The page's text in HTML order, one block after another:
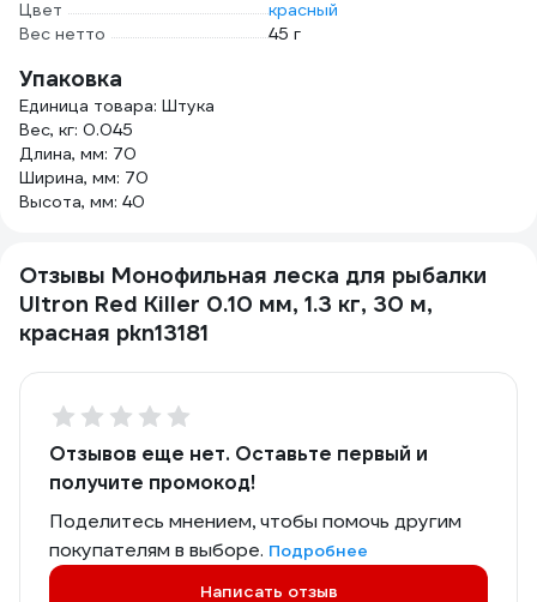
Цвет
красный
Вес нетто
45 г
Упаковка
Единица товара: Штука
Вес, кг: 0.045
Длина, мм: 70
Ширина, мм: 70
Высота, мм: 40
Отзывы Монофильная леска для рыбалки
Ultron Red Killer 0.10 мм, 1.3 кг, 30 м,
красная pkn13181
Отзывов еще нет. Оставьте первый и
получите промокод!
Поделитесь мнением, чтобы помочь другим
покупателям в выборе. Подробнее
Написать отзыв